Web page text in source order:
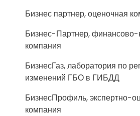
Бизнес партнер, оценочная
Бизнес-Партнер, финансово-
компания
БизнесГаз, лаборатория по
изменений ГБО в ГИБДД
БизнесПрофиль, экспертно-
компания